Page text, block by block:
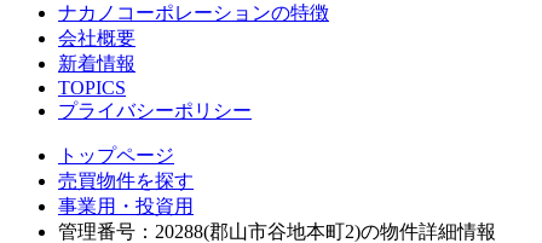
ナカノコーポレーションの特徴
会社概要
新着情報
TOPICS
プライバシーポリシー
トップページ
売買物件を探す
事業用・投資用
管理番号：20288(郡山市谷地本町2)の物件詳細情報